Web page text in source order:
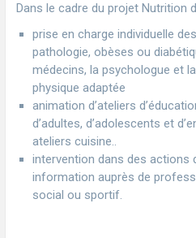
Dans le cadre du projet Nutrition
prise en charge individuelle
pathologie, obèses ou
médecins, la psychologue et
physique adaptée
animation d’ateliers
d’adultes, d’adolescents et
ateliers cuisine..
intervention dans des actions
information auprès de
social ou sportif.